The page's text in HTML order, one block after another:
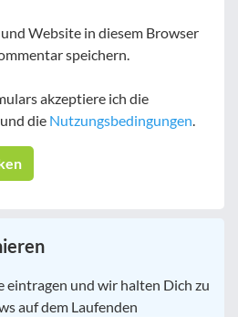
Website in diesem Browser
speichern.
akzeptiere ich die
und die Nutzungsbedingungen.
eintragen und wir halten Dich zu
auf dem Laufenden